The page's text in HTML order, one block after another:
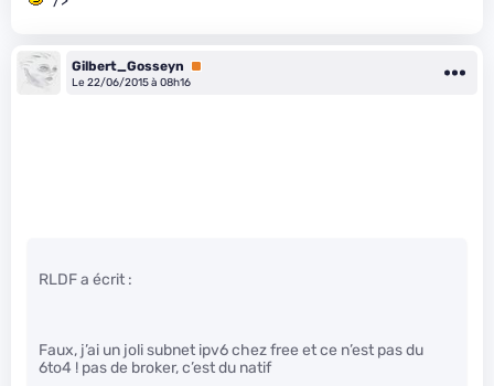
Gilbert_Gosseyn
Premium
Le 22/06/2015 à 08h16
RLDF a écrit :
Faux, j’ai un joli subnet ipv6 chez free et ce n’est pas du
6to4 ! pas de broker, c’est du natif